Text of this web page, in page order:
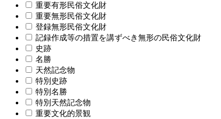
重要有形民俗文化財
重要無形民俗文化財
登録無形民俗文化財
記録作成等の措置を講ずべき無形の民俗文化財
史跡
名勝
天然記念物
特別史跡
特別名勝
特別天然記念物
重要文化的景観